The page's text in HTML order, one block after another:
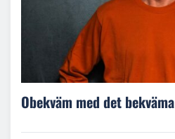
Obekväm med det bekväma